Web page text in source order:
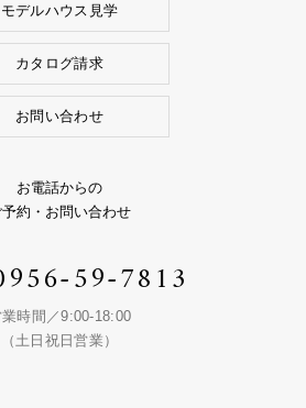
モデルハウス見学
カタログ請求
お問い合わせ
お電話からの
予約・お問い合わせ
59-7813
時間／9:00-18:00
（土日祝日営業）